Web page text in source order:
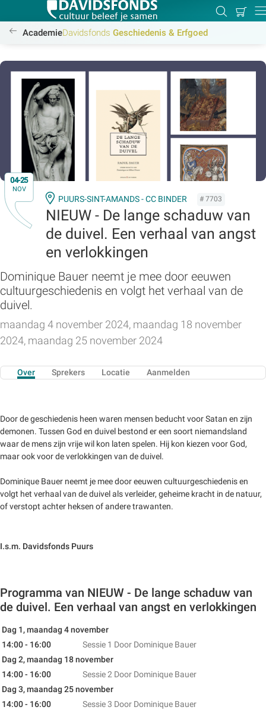
Zoeken
Mijn
/academie/geschiedenis-erfgoed/geschiedenis-erfgoed
AcademieDavidsfonds Geschiedenis & Erfgoed
04-25
NOV
PUURS-SINT-AMANDS - CC BINDER # 7703
NIEUW - De lange schaduw van
de duivel. Een verhaal van angst
en verlokkingen
Dominique Bauer neemt je mee door eeuwen
cultuurgeschiedenis en volgt het verhaal van de
duivel.
maandag 4 november 2024, maandag 18 november
2024, maandag 25 november 2024
Over Sprekers Locatie Aanmelden
Door de geschiedenis heen waren mensen beducht voor Satan en zijn
demonen. Tussen God en duivel bestond er een soort niemandsland
waar de mens zijn vrije wil kon laten spelen. Hij kon kiezen voor God,
maar ook voor de verlokkingen van de duivel.
Dominique Bauer neemt je mee door eeuwen cultuurgeschiedenis en
volgt het verhaal van de duivel als verleider, geheime kracht in de natuur,
of verstopt achter heksen of andere trawanten.
I.s.m. Davidsfonds Puurs
Programma van NIEUW - De lange schaduw van
de duivel. Een verhaal van angst en verlokkingen
Dag 1, maandag 4 november
14:00 - 16:00
Sessie 1 Door Dominique Bauer
Dag 2, maandag 18 november
14:00 - 16:00
Sessie 2 Door Dominique Bauer
Dag 3, maandag 25 november
14:00 - 16:00
Sessie 3 Door Dominique Bauer
Zoeken